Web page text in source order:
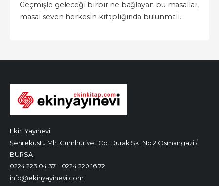
Geçmişle geleceği birbirine bağlayan bu masallar,
masal seven herkesin kitaplığında bulunmalı.
Ekin Yayınevi
Şehreküstü Mh. Cumhuriyet Cd. Durak Sk. No:2 Osmangazi /
BURSA
0224 223 04 37
0224 220 16 72
info@ekinyayinevi.com